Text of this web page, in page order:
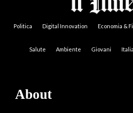
Politica Digital Innovation Economia &
Salute Ambiente Giovani Italia
About